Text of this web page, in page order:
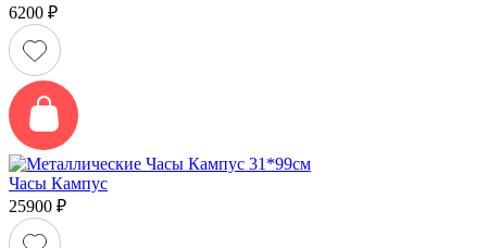
6200 ₽
Часы Кампус
25900 ₽